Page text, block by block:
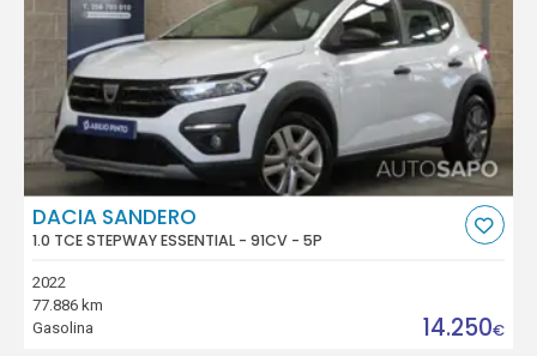
DACIA SANDERO
1.0 TCE STEPWAY ESSENTIAL - 91CV - 5P
2022
77.886 km
Gasolina
14.250€